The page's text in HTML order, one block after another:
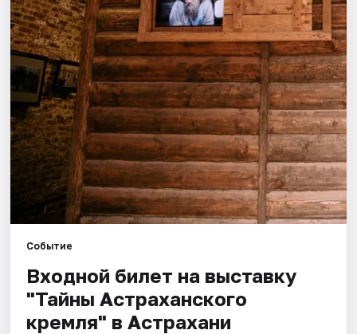
Площадки
Артисты
Рейтинги
Событие
Входной билет на выставку
"Тайны Астраханского
кремля" в Астрахани